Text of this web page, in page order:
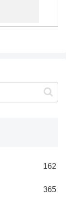
162
365